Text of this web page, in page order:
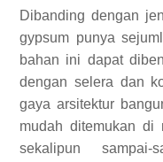
Dibanding dengan
gypsum punya
bahan ini dapat
dengan selera dan
gaya arsitektur
mudah ditemukan di
sekalipun